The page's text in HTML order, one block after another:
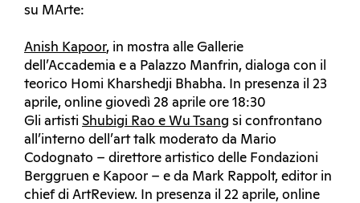
su MArte:
Anish Kapoor, in mostra alle Gallerie
dell’Accademia e a Palazzo Manfrin, dialoga con il
teorico Homi Kharshedji Bhabha. In presenza il 23
aprile, online giovedì 28 aprile ore 18:30
Gli artisti Shubigi Rao e Wu Tsang si confrontano
all’interno dell’art talk moderato da Mario
Codognato – direttore artistico delle Fondazioni
Berggruen e Kapoor – e da Mark Rappolt, editor in
chief di ArtReview. In presenza il 22 aprile, online